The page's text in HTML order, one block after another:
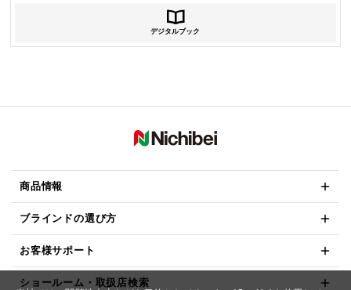
デジタルブック
商品情報
ブラインドの選び方
お客様サポート
ショールーム・取扱店検索